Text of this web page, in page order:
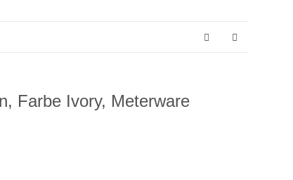
Farbe Ivory, Meterware